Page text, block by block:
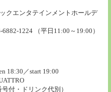
クエンタテインメントホールデ
1224 （平日11:00～19:00）
18:30／start 19:00
付・ドリンク代別）